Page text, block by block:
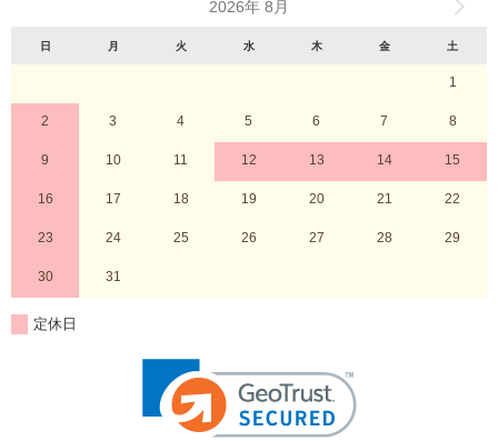
2026年 8月
日 月 火 水 木 金 土
1
2 3 4 5 6 7 8
9 10 11 12 13 14 15
16 17 18 19 20 21 22
23 24 25 26 27 28 29
30 31
定休日